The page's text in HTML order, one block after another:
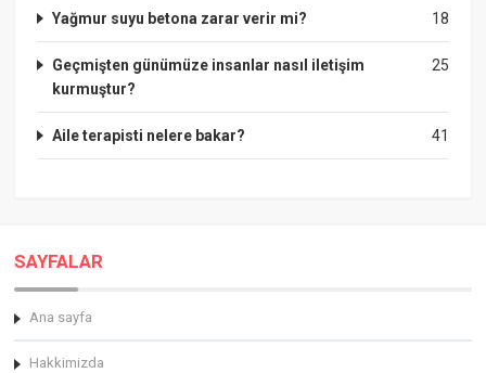
18
Yağmur suyu betona zarar verir mi?
25
Geçmişten günümüze insanlar nasıl iletişim
kurmuştur?
41
Aile terapisti nelere bakar?
SAYFALAR
Ana sayfa
Hakkimizda